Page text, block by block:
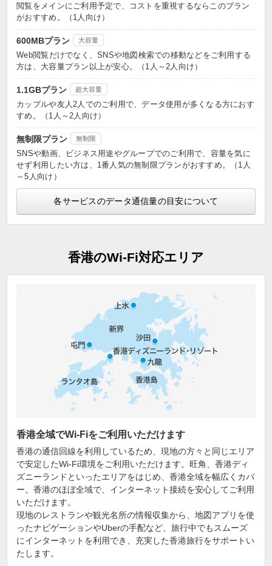
閲覧をメインにご利用予定で、コストを重視するならこのプラン
がおすすめ。（1人向け）
600MBプラン 大容量
Web閲覧だけでなく、SNSや地図検索での移動などをご利用する
方は、大容量プラン以上が安心。（1人～2人向け）
1.1GBプラン 超大容量
カップルや友人2人でのご利用で、データ使用が多くなる方におす
すめ。（1人～2人向け）
無制限プラン 無制限
SNSや動画、ビジネス用途やグループでのご利用で、容量を気に
せず利用したい方は、1番人気の無制限プランがおすすめ。（1人
～5人向け）
各サービスのデータ通信量の目安について
香港のWi-Fi対応エリア
香港全域でWi-Fiをご利用いただけます
香港の通信回線を利用しているため、現地の方々と同じエリア
で安定したWi-Fi環境をご利用いただけます。旺角、香港ディ
ズニーランドといったエリアをはじめ、香港全域を幅広くカバ
ー。香港のほぼ全域で、インターネット接続を安心してご利用
いただけます。
現地のレストランや観光名所の情報収集から、地図アプリを使
ったナビゲーションやUberの手配など、旅行中でもスムーズ
にインターネットを利用でき、充実した香港旅行をサポートい
たします。